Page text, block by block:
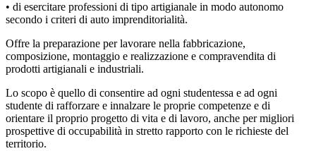
• di esercitare professioni di tipo artigianale in modo autonomo
secondo i criteri di auto imprenditorialità.
Offre la preparazione per lavorare nella fabbricazione,
composizione, montaggio e realizzazione e compravendita di
prodotti artigianali e industriali.
Lo scopo è quello di consentire ad ogni studentessa e ad ogni
studente di rafforzare e innalzare le proprie competenze e di
orientare il proprio progetto di vita e di lavoro, anche per migliori
prospettive di occupabilità in stretto rapporto con le richieste del
territorio.